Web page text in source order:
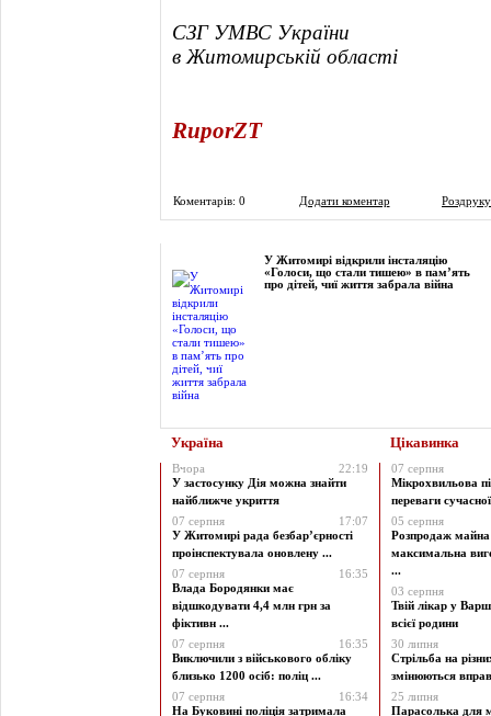
СЗГ УМВС України
в Житомирській області
RuporZT
Коментарів: 0 Додати коментар
У Житомирі відкрили інсталяцію
«Голоси, що стали тишею» в пам’ять
про дітей, чиї життя забрала війна
Україна Цікавинка
Вчора
22:19
У застосунку Дія можна знайти
найближче укриття
07 серпня
17:07
У Житомирі рада безбар’єрності
проінспектувала оновлену ...
07 серпня
16:35
Влада Бородянки має
відшкодувати 4,4 млн грн за
фіктивн ...
07 серпня
16:35
Виключили з військового обліку
близько 1200 осіб: поліц ...
07 серпня
16:34
На Буковині поліція затримала
07 серпня
Мікрохвильова
переваги
05 серпня
Розпродаж майна
максимальна
...
03 серпня
Твій лікар у
всієї родини
30 липня
Стрільба на
змінюються
25 липня
Парасолька для